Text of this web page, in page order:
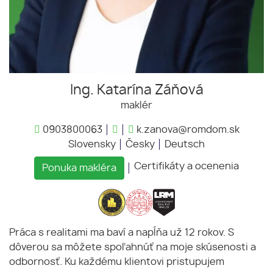
Ing. Katarína Záňová
maklér
0903800063
k.zanova@romdom.sk
Slovensky
Česky Deutsch
Ponuka makléra Certifikáty a ocenenia
Práca s realitami ma baví a napĺňa už 12 rokov. S
dôverou sa môžete spoľahnúť na moje skúsenosti a
odbornosť. Ku každému klientovi pristupujem